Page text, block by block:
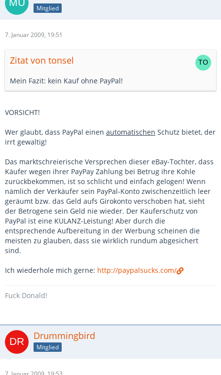
Mitglied
7. Januar 2009, 19:51
Zitat von tonsel
Mein Fazit: kein Kauf ohne PayPal!
VORSICHT!
Wer glaubt, dass PayPal einen automatischen Schutz bietet, der
irrt gewaltig!
Das marktschreierische Versprechen dieser eBay-Tochter, dass
Käufer wegen ihrer PayPay Zahlung bei Betrug ihre Kohle
zurückbekommen, ist so schlicht und einfach gelogen! Wenn
nämlich der Verkäufer sein PayPal-Konto zwischenzeitlich leer
geräumt bzw. das Geld aufs Girokonto verschoben hat, sieht
der Betrogene sein Geld nie wieder. Der Käuferschutz von
PayPal ist eine KULANZ-Leistung! Aber durch die
entsprechende Aufbereitung in der Werbung scheinen die
meisten zu glauben, dass sie wirklich rundum abgesichert
sind.
Ich wiederhole mich gerne: http://paypalsucks.com/
Fuck Donald!
Drummingbird
Mitglied